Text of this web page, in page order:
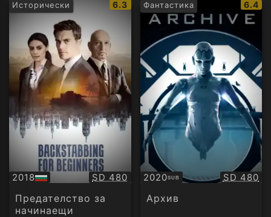
Исторически
IMDb
рейтинг:
6.3
2018
БГ
аудио
Качество:
SD 480
Предателство за
начинаещи
Фантастика
IMDb
6.4
2020SUB
Субтитри SD 480
Архив